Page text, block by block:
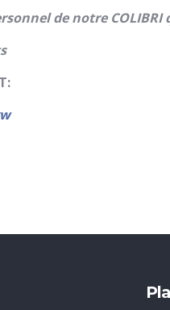
de notre COLIBRI